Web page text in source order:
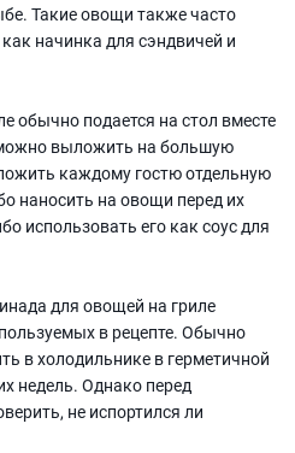
Такие овощи также часто
начинка для сэндвичей и
обычно подается на стол вместе
выложить на большую
каждому гостю отдельную
наносить на овощи перед их
использовать его как соус для
для овощей на гриле
в рецепте. Обычно
в холодильнике в герметичной
недель. Однако перед
не испортился ли